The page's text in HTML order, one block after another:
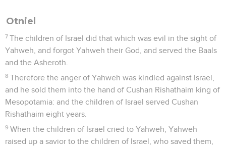
Otniel
7 The children of Israel did that which was evil in the sight of
Yahweh, and forgot Yahweh their God, and served the Baals
and the Asheroth.
8 Therefore the anger of Yahweh was kindled against Israel,
and he sold them into the hand of Cushan Rishathaim king of
Mesopotamia: and the children of Israel served Cushan
Rishathaim eight years.
9 When the children of Israel cried to Yahweh, Yahweh
raised up a savior to the children of Israel, who saved them,